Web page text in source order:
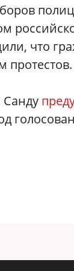
что
протестов.